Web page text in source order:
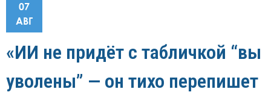
07
АВГ
«ИИ не придёт с табличкой “вы
уволены” — он тихо перепишет